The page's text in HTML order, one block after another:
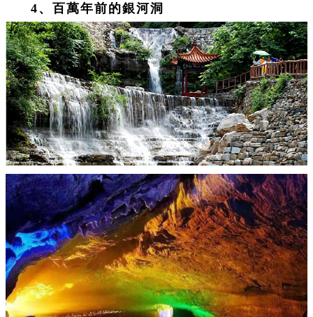
4、百萬年前的銀河洞